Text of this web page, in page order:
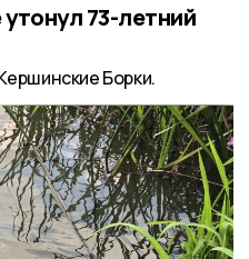
73-летний
Борки.